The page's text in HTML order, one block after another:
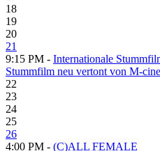
18
19
20
21
9:15 PM - Internationale
Stummfilm neu vertont von M-cine
22
23
24
25
26
4:00 PM - (C)ALL FEMALE